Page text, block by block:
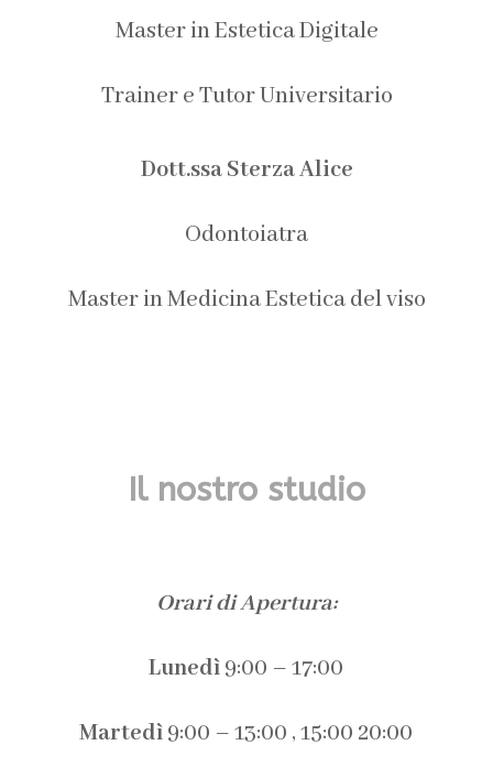
Master in Estetica Digitale
Trainer e Tutor Universitario
Dott.ssa Sterza Alice
Odontoiatra
Master in Medicina Estetica del viso
Il nostro studio
Orari di Apertura:
Lunedì 9:00 – 17:00
Martedì 9:00 – 13:00 , 15:00 20:00